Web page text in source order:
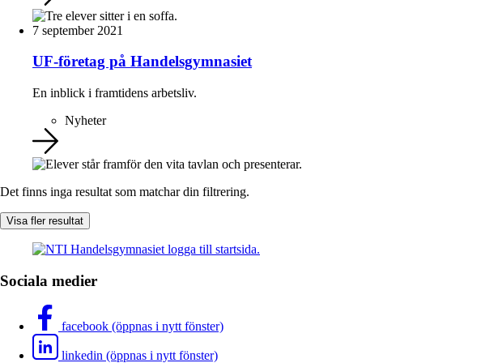
7 september 2021
UF-företag på Handelsgymnasiet
En inblick i framtidens arbetsliv.
Nyheter
Det finns inga resultat som matchar din filtrering.
Visa fler resultat
Sociala medier
facebook (öppnas i nytt fönster)
linkedin (öppnas i nytt fönster)